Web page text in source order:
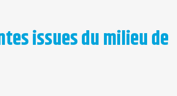
issues du milieu de